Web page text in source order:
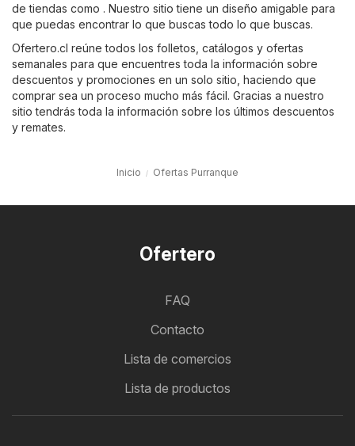
de tiendas como . Nuestro sitio tiene un diseño amigable para
que puedas encontrar lo que buscas todo lo que buscas.
Ofertero.cl reúne todos los folletos, catálogos y ofertas
semanales para que encuentres toda la información sobre
descuentos y promociones en un solo sitio, haciendo que
comprar sea un proceso mucho más fácil. Gracias a nuestro
sitio tendrás toda la información sobre los últimos descuentos
y remates.
Inicio Ofertas Purranque
Ofertero
FAQ
Contacto
Lista de comercios
Lista de productos